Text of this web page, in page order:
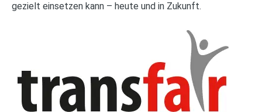
gezielt einsetzen kann – heute und in Zukunft.